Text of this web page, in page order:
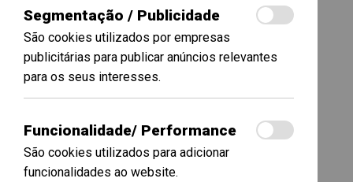
Segmentação / Publicidade
São cookies utilizados por empresas
publicitárias para publicar anúncios relevantes
para os seus interesses.
Funcionalidade/ Performance
São cookies utilizados para adicionar
funcionalidades ao website.